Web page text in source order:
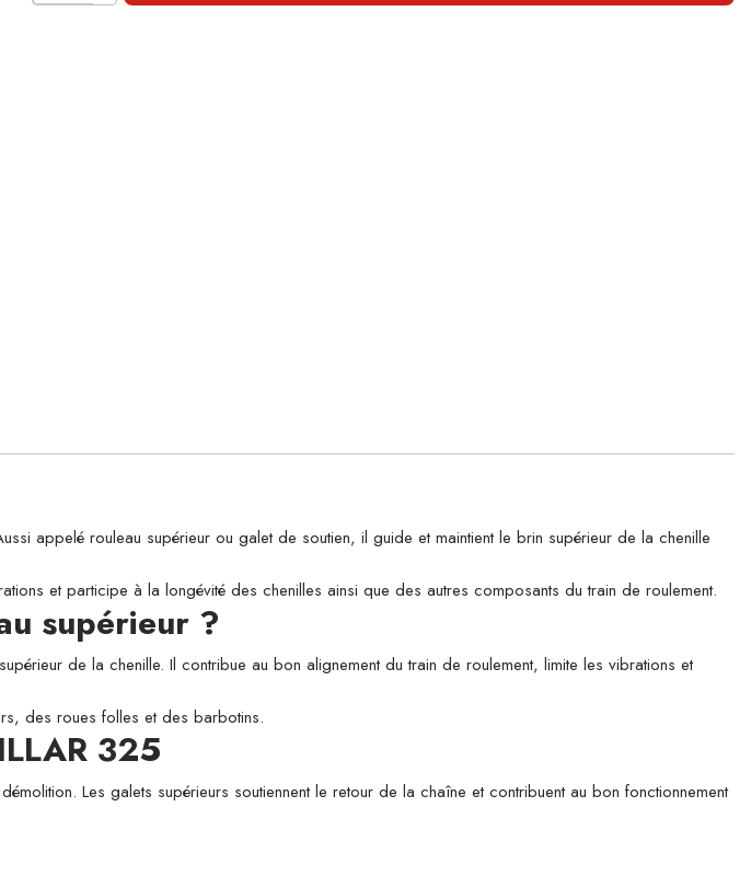
appelé rouleau supérieur ou galet de soutien, il guide et maintient le brin supérieur de la chenille
et participe à la longévité des chenilles ainsi que des autres composants du train de roulement.
supérieur ?
de la chenille. Il contribue au bon alignement du train de roulement, limite les vibrations et
des roues folles et des barbotins.
325
Les galets supérieurs soutiennent le retour de la chaîne et contribuent au bon fonctionnement